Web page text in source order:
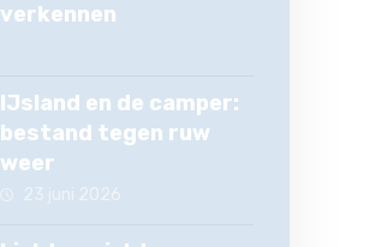
verkennen
IJsland en de camper:
bestand tegen ruw
weer